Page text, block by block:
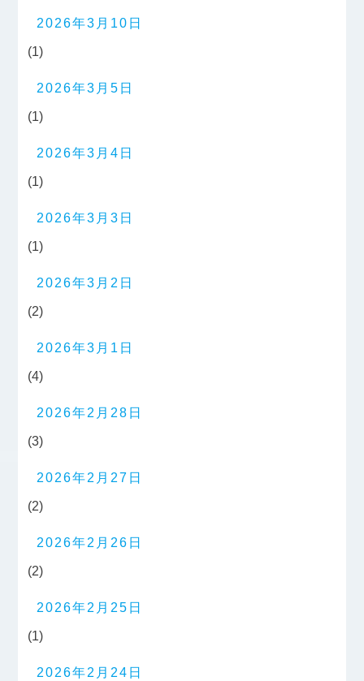
2026年3月10日
(1)
2026年3月5日
(1)
2026年3月4日
(1)
2026年3月3日
(1)
2026年3月2日
(2)
2026年3月1日
(4)
2026年2月28日
(3)
2026年2月27日
(2)
2026年2月26日
(2)
2026年2月25日
(1)
2026年2月24日